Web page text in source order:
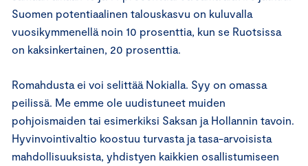
Suomen potentiaalinen talouskasvu on kuluvalla
vuosikymmenellä noin 10 prosenttia, kun se Ruotsissa
on kaksinkertainen, 20 prosenttia.
Romahdusta ei voi selittää Nokialla. Syy on omassa
peilissä. Me emme ole uudistuneet muiden
pohjoismaiden tai esimerkiksi Saksan ja Hollannin tavoin.
Hyvinvointivaltio koostuu turvasta ja tasa-arvoisista
mahdollisuuksista, yhdistyen kaikkien osallistumiseen